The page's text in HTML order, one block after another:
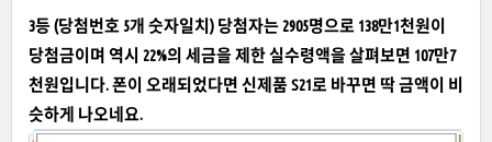
3등 (당첨번호 5개 숫자일치) 당첨자는 2905명으로 138만1천원이
당첨금이며 역시 22%의 세금을 제한 실수령액을 살펴보면 107만7
천원입니다. 폰이 오래되었다면 신제품 S21로 바꾸면 딱 금액이 비
슷하게 나오네요.